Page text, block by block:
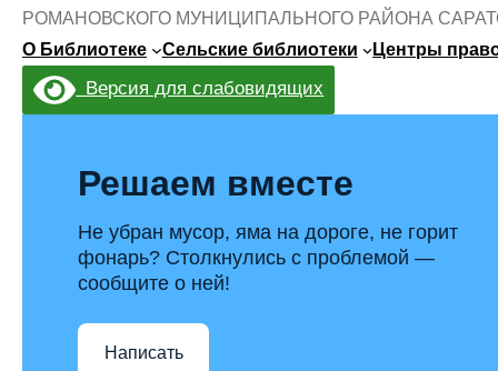
РОМАНОВСКОГО МУНИЦИПАЛЬНОГО РАЙОНА
О Библиотеке
Сельские библиотеки Центры
Версия для слабовидящих
Решаем вместе
Не убран мусор, яма на дороге, не горит
фонарь? Столкнулись с проблемой —
сообщите о ней!
Написать